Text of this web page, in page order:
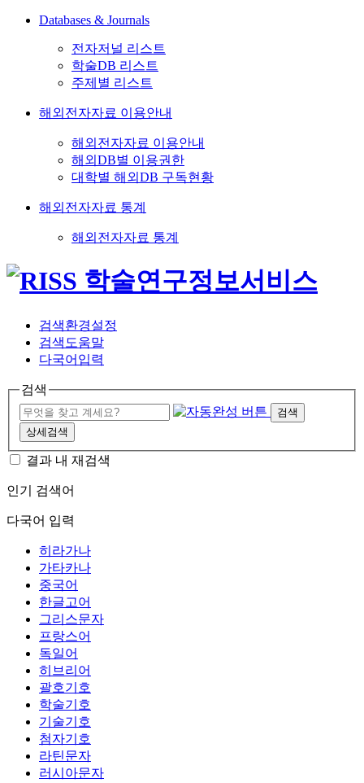
Databases & Journals
전자저널 리스트
학술DB 리스트
주제별 리스트
해외전자자료 이용안내
해외전자자료 이용안내
해외DB별 이용권한
대학별 해외DB 구독현황
해외전자자료 통계
해외전자자료 통계
검색환경설정
검색도움말
다국어입력
검색
검색
상세검색
결과 내 재검색
인기 검색어
다국어 입력
히라가나
가타카나
중국어
한글고어
그리스문자
프랑스어
독일어
히브리어
괄호기호
학술기호
기술기호
첨자기호
라틴문자
러시아문자